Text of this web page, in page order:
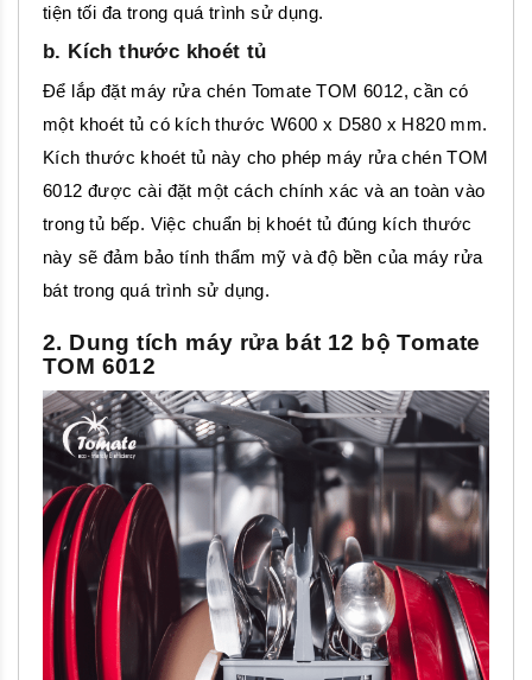
tiện tối đa trong quá trình sử dụng.
b. Kích thước khoét tủ
Để lắp đặt máy rửa chén Tomate TOM 6012, cần có
một khoét tủ có kích thước W600 x D580 x H820 mm.
Kích thước khoét tủ này cho phép máy rửa chén TOM
6012 được cài đặt một cách chính xác và an toàn vào
trong tủ bếp. Việc chuẩn bị khoét tủ đúng kích thước
này sẽ đảm bảo tính thẩm mỹ và độ bền của máy rửa
bát trong quá trình sử dụng.
2. Dung tích máy rửa bát 12 bộ Tomate
TOM 6012